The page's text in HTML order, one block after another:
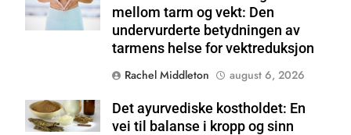
Shutterstock
mellom tarm og vekt: Den
undervurderte betydningen av
tarmens helse for vektreduksjon
Rachel Middleton
august 6, 2026
Shutterstock
Det ayurvediske kostholdet: En
vei til balanse i kropp og sinn